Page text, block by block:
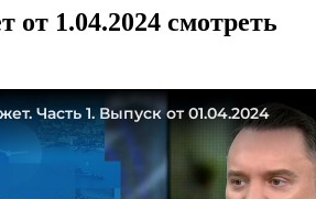
от 1.04.2024 смотреть